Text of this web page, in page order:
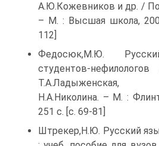
А.Ю.Кожевников и др. /
– М. : Высшая школа,
112]
Федосюк,М.Ю.
студентов-
Т.А.Ладыженская,
Н.А.Николина. – М. :
251 с. [с. 69-81]
Штрекер,Н.Ю. Русский